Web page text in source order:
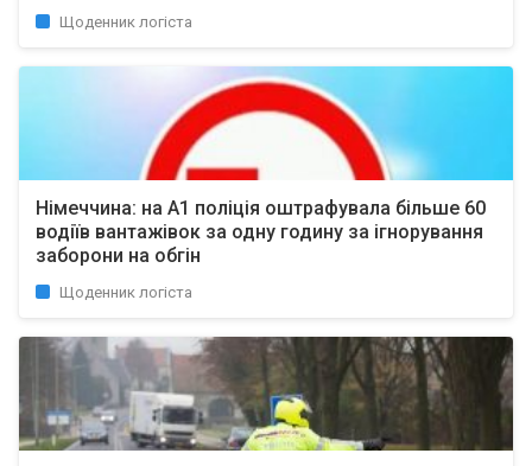
Щоденник логіста
Німеччина: на А1 поліція оштрафувала більше 60
водіїв вантажівок за одну годину за ігнорування
заборони на обгін
Щоденник логіста